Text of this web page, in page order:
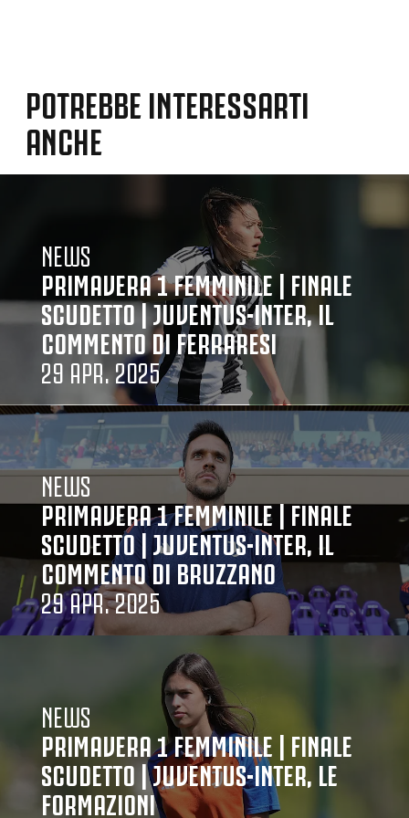
POTREBBE INTERESSARTI
ANCHE
NEWS
PRIMAVERA 1 FEMMINILE | FINALE
SCUDETTO | JUVENTUS-INTER, IL
COMMENTO DI FERRARESI
29 APR. 2025
NEWS
PRIMAVERA 1 FEMMINILE | FINALE
SCUDETTO | JUVENTUS-INTER, IL
COMMENTO DI BRUZZANO
29 APR. 2025
NEWS
PRIMAVERA 1 FEMMINILE | FINALE
SCUDETTO | JUVENTUS-INTER, LE
FORMAZIONI